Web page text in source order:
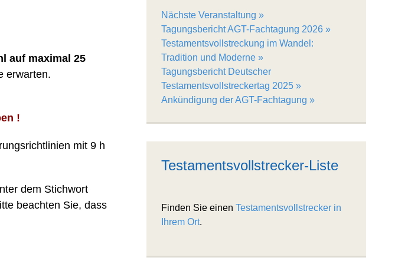
auf maximal 25
erwarten.
!
mit 9 h
dem Stichwort
beachten Sie, dass
Nächste Veranstaltung
Tagungsbericht AGT-Fachtagung 2026
Testamentsvollstreckung im Wandel:
Tradition und Moderne
Tagungsbericht Deutscher
Testamentsvollstreckertag 2025
Ankündigung der AGT-Fachtagung
Testamentsvollstrecker-Liste
Finden Sie einenTestamentsvollstrecker in
Ihrem Ort.